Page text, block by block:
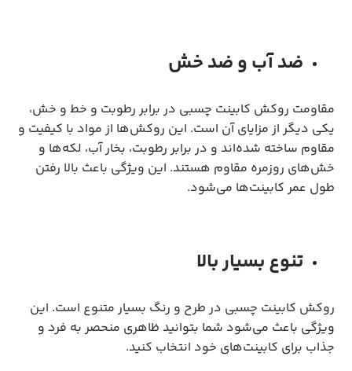
ضد آب و ضد خش
مقاومت روکش کابینت چسبی در برابر رطوبت و خط و خش،
یکی دیگر از مزایای آن است. این روکش‌ها از مواد با کیفیت و
مقاوم ساخته شده‌اند و در برابر رطوبت، بخار آب، لکه‌ها و
خش‌های روزمره مقاوم هستند. این ویژگی باعث بالا رفتن
طول عمر کابینت‌ها می‌شود.
تنوع بسیار بالا
روکش کابینت چسبی در طرح و رنگ بسیار متنوع است. این
ویژگی باعث می‌شود شما بتوانید ظاهری منحصر به فرد و
جذاب برای کابینت‌های خود انتخاب کنید.